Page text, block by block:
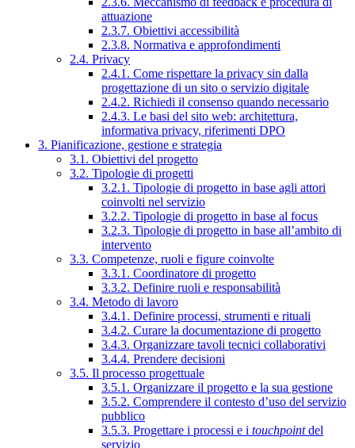
attuazione
2.3.7. Obiettivi accessibilità
2.3.8. Normativa e approfondimenti
2.4. Privacy
2.4.1. Come rispettare la privacy sin dalla
progettazione di un sito o servizio digitale
2.4.2. Richiedi il consenso quando necessario
2.4.3. Le basi del sito web: architettura,
informativa privacy, riferimenti DPO
3. Pianificazione, gestione e strategia
3.1. Obiettivi del progetto
3.2. Tipologie di progetti
3.2.1. Tipologie di progetto in base agli attori
coinvolti nel servizio
3.2.2. Tipologie di progetto in base al focus
3.2.3. Tipologie di progetto in base all’ambito di
intervento
3.3. Competenze, ruoli e figure coinvolte
3.3.1. Coordinatore di progetto
3.3.2. Definire ruoli e responsabilità
3.4. Metodo di lavoro
3.4.1. Definire processi, strumenti e rituali
3.4.2. Curare la documentazione di progetto
3.4.3. Organizzare tavoli tecnici collaborativi
3.4.4. Prendere decisioni
3.5. Il processo progettuale
3.5.1. Organizzare il progetto e la sua gestione
3.5.2. Comprendere il contesto d’uso del servizio
pubblico
3.5.3. Progettare i processi e i touchpointdel
servizio